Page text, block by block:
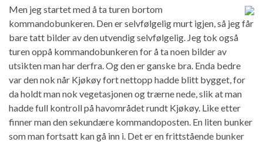
Men jeg startet med å ta turen bortom
kommandobunkeren. Den er selvfølgelig murt igjen, så jeg får
bare tatt bilder av den utvendig selvfølgelig. Jeg tok også
turen oppå kommandobunkeren for å ta noen bilder av
utsikten man har derfra. Og den er ganske bra. Enda bedre
var den nok når Kjøkøy fort nettopp hadde blitt bygget, for
da holdt man nok vegetasjonen og trærne nede, slik at man
hadde full kontroll på havområdet rundt Kjøkøy. Like etter
finner man den sekundære kommandoposten. En liten bunker
som man fortsatt kan gå inn i. Det er en frittstående bunker